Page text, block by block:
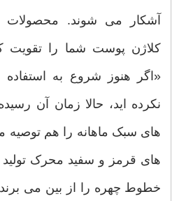
آشکار می شوند. محصولات
کلاژن پوست شما را تقویت
«اگر هنوز شروع به
نکرده اید، حالا زمان آن
های سبک ماهانه را هم توصیه
های قرمز و سفید محرک تولید
خطوط چهره را از بین می